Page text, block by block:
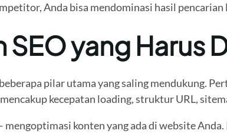
Anda bisa mendominasi hasil pencarian
yang Harus
pilar utama yang saling mendukung.
kecepatan loading, struktur URL,
mengoptimasi konten yang ada di website